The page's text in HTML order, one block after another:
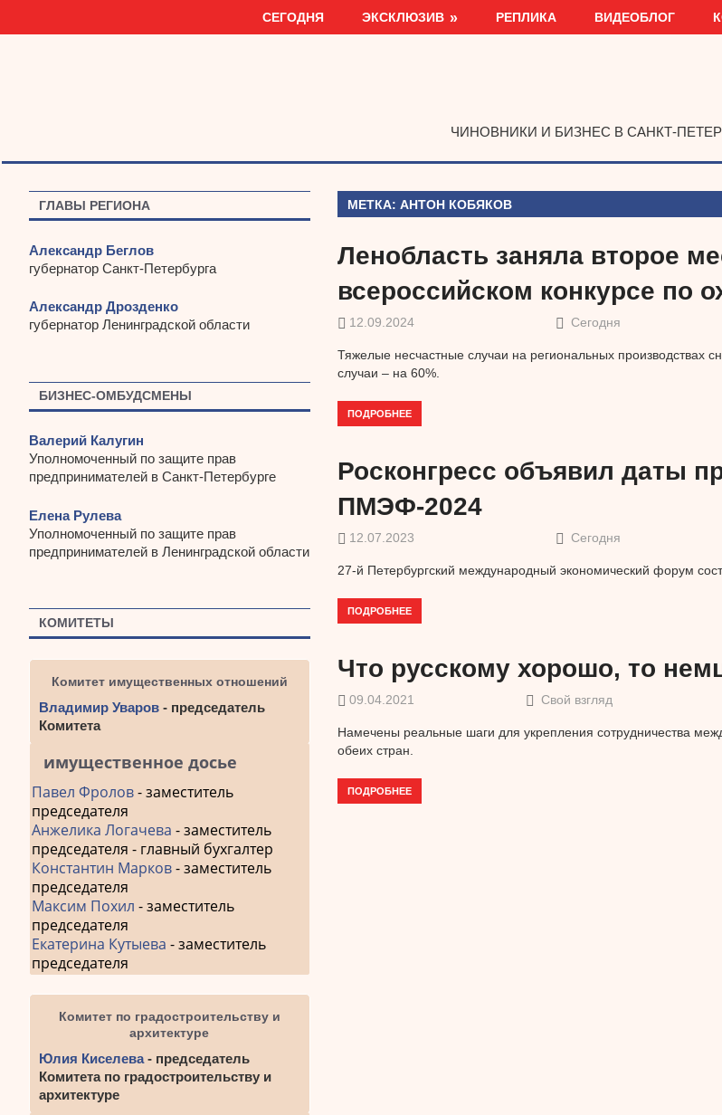
СЕГОДНЯ ЭКСКЛЮЗИВ РЕПЛИКА ВИДЕОБЛОГ
ЧИНОВНИКИ И БИЗНЕС В САНКТ-
МЕТКА: АНТОН КОБЯКОВ
Ленобласть заняла второе
всероссийском конкурсе по
12.09.2024 Сегодня
Тяжелые несчастные случаи на региональных производствах
случаи – на 60%.
ПОДРОБНЕЕ
Росконгресс объявил даты
ПМЭФ-2024
12.07.2023 Сегодня
27-й Петербургский международный экономический форум
ПОДРОБНЕЕ
Что русскому хорошо, то
09.04.2021 Свой взгляд
Намечены реальные шаги для укрепления сотрудничества
обеих стран.
ПОДРОБНЕЕ
ГЛАВЫ РЕГИОНА
Александр Беглов
губернатор Санкт-Петербурга
Александр Дрозденко
губернатор Ленинградской области
БИЗНЕС-ОМБУДСМЕНЫ
Валерий Калугин
Уполномоченный по защите прав
предпринимателей в Санкт-Петербурге
Елена Рулева
Уполномоченный по защите прав
предпринимателей в Ленинградской области
КОМИТЕТЫ
Комитет имущественных отношений
Владимир Уваров - председатель
Комитета
имущественное досье
Павел Фролов- заместитель
председателя
Анжелика Логачева - заместитель
председателя - главный бухгалтер
Константин Марков- заместитель
председателя
Максим Похил - заместитель
председателя
Екатерина Кутыева - заместитель
председателя
Комитет по градостроительству и
архитектуре
Юлия Киселева- председатель
Комитета по градостроительству и
архитектуре